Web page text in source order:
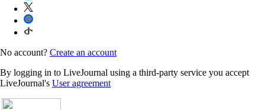
No account? Create an account
By logging in to LiveJournal using a third-party service you accept
LiveJournal's User agreement